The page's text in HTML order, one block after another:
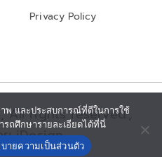
Privacy Policy
All rights reserved.,
ย iDesign
พ และประสบการณ์ที่ดีในการใช้
ถศึกษารายละเอียดได้ที่นี่
ายความเป็นส่วนตัว